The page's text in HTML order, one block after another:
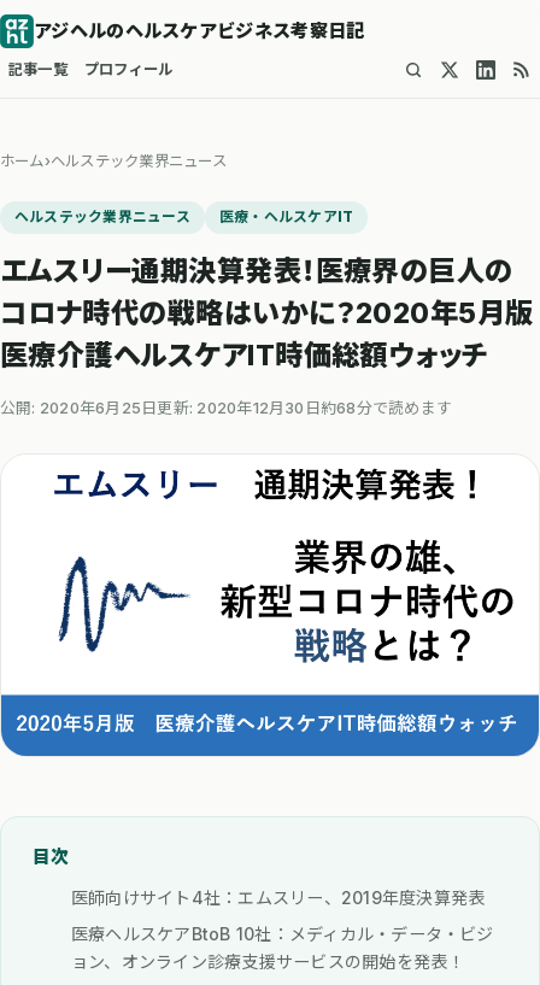
アジヘルのヘルスケアビジネス考察日記
記事一覧 プロフィール
ホーム›ヘルステック業界ニュース
ヘルステック業界ニュース 医療・ヘルスケアIT
エムスリー通期決算発表！医療界の巨人の
コロナ時代の戦略はいかに？2020年5月版
医療介護ヘルスケアIT時価総額ウォッチ
公開: 2020年6月25日 更新: 2020年12月30日 約68分で読めます
目次
医師向けサイト4社：エムスリー、2019年度決算発表
医療ヘルスケアBtoB 10社：メディカル・データ・ビジ
ョン、オンライン診療支援サービスの開始を発表！